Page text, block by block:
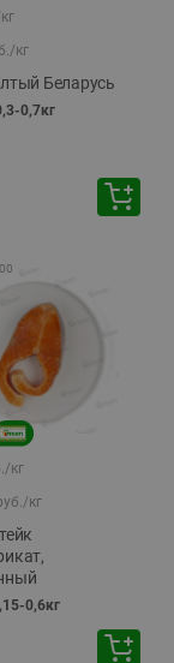
кг
кг
Беларусь
0,7кг
кг
кг
0,6кг